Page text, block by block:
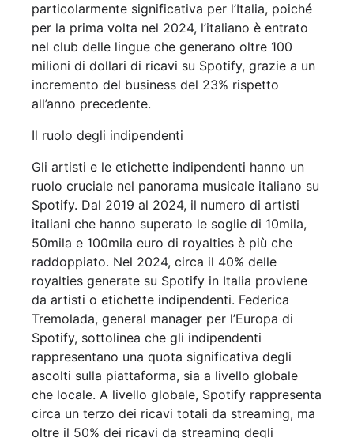
particolarmente significativa per l’Italia, poiché
per la prima volta nel 2024, l’italiano è entrato
nel club delle lingue che generano oltre 100
milioni di dollari di ricavi su Spotify, grazie a un
incremento del business del 23% rispetto
all’anno precedente.
Il ruolo degli indipendenti
Gli artisti e le etichette indipendenti hanno un
ruolo cruciale nel panorama musicale italiano su
Spotify. Dal 2019 al 2024, il numero di artisti
italiani che hanno superato le soglie di 10mila,
50mila e 100mila euro di royalties è più che
raddoppiato. Nel 2024, circa il 40% delle
royalties generate su Spotify in Italia proviene
da artisti o etichette indipendenti. Federica
Tremolada, general manager per l’Europa di
Spotify, sottolinea che gli indipendenti
rappresentano una quota significativa degli
ascolti sulla piattaforma, sia a livello globale
che locale. A livello globale, Spotify rappresenta
circa un terzo dei ricavi totali da streaming, ma
oltre il 50% dei ricavi da streaming degli